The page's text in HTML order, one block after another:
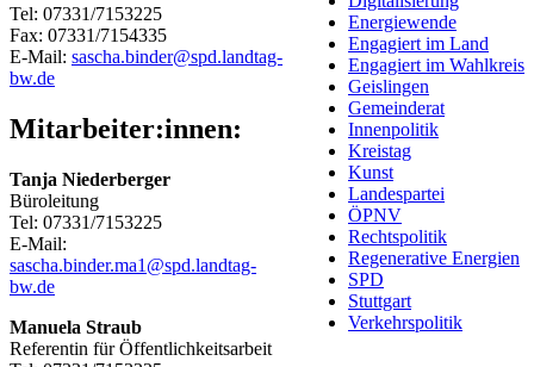
Energiewende
Engagiert im Land
Engagiert im Wahlkreis
Geislingen
Gemeinderat
Innenpolitik
Kreistag
Kunst
Landespartei
ÖPNV
Rechtspolitik
Regenerative Energien
SPD
Stuttgart
Verkehrspolitik
Tel: 07331/7153225
Fax: 07331/7154335
E-Mail: sascha.binder@spd.landtag-
bw.de
Mitarbeiter:innen:
Tanja Niederberger
Büroleitung
Tel: 07331/7153225
E-Mail:
sascha.binder.ma1@spd.landtag-
bw.de
Manuela Straub
Referentin für Öffentlichkeitsarbeit